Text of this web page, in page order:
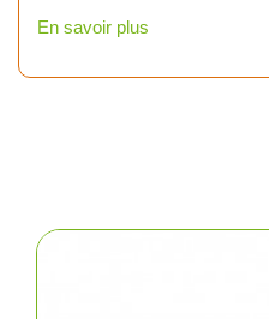
En savoir plus